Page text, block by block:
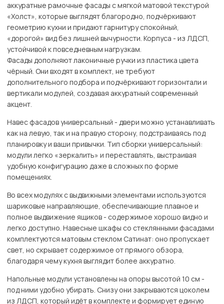
аккуратные рамочные фасады с мягкой матовой текстурой
«Холст», которые выглядят благородно, подчёркивают
геометрию кухни и придают гарнитуру спокойный,
«дорогой» вид без лишней вычурности. Корпуса - из ЛДСП,
устойчивой к повседневным нагрузкам.
Фасады дополняют лаконичные ручки из пластика цвета
чёрный. Они входят в комплект, не требуют
дополнительного подбора и подчёркивают горизонтали и
вертикали модулей, создавая аккуратный современный
акцент.
Навес фасадов универсальный - двери можно устанавливать
как на левую, так и на правую сторону, подстраиваясь под
планировку и ваши привычки. Тип сборки универсальный:
модули легко «зеркалить» и переставлять, выстраивая
удобную конфигурацию даже в сложных по форме
помещениях.
Во всех модулях с выдвижными элементами используются
шариковые направляющие, обеспечивающие плавное и
полное выдвижение ящиков - содержимое хорошо видно и
легко доступно. Навесные шкафы со стеклянными фасадами
комплектуются матовым стеклом Сатинат: оно пропускает
свет, но скрывает содержимое от прямого обзора,
благодаря чему кухня выглядит более аккуратно.
Напольные модули установлены на опоры высотой 10 см -
под ними удобно убирать. Снизу они закрываются цоколем
из ЛДСП, который идёт в комплекте и формирует единую